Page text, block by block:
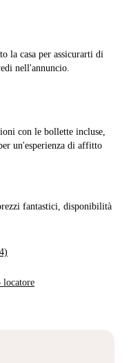
la casa per assicurarti di
nell'annuncio.
con le bollette incluse,
un'esperienza di affitto
fantastici, disponibilità
locatore